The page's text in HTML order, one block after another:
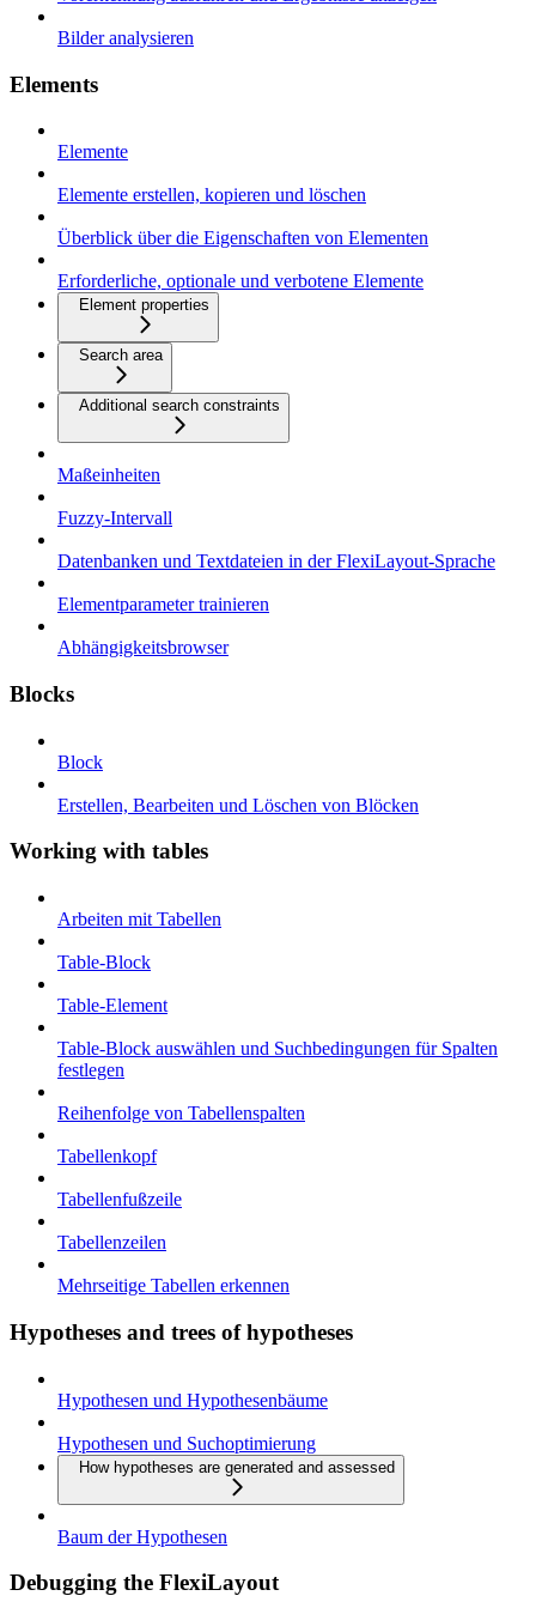
Bilder analysieren
Elements
Elemente
Elemente erstellen, kopieren und löschen
Überblick über die Eigenschaften von Elementen
Erforderliche, optionale und verbotene Elemente
Element properties
Search area
Additional search constraints
Maßeinheiten
Fuzzy-Intervall
Datenbanken und Textdateien in der FlexiLayout-Sprache
Elementparameter trainieren
Abhängigkeitsbrowser
Blocks
Block
Erstellen, Bearbeiten und Löschen von Blöcken
Working with tables
Arbeiten mit Tabellen
Table-Block
Table-Element
Table-Block auswählen und Suchbedingungen für Spalten
festlegen
Reihenfolge von Tabellenspalten
Tabellenkopf
Tabellenfußzeile
Tabellenzeilen
Mehrseitige Tabellen erkennen
Hypotheses and trees of hypotheses
Hypothesen und Hypothesenbäume
Hypothesen und Suchoptimierung
How hypotheses are generated and assessed
Baum der Hypothesen
Debugging the FlexiLayout